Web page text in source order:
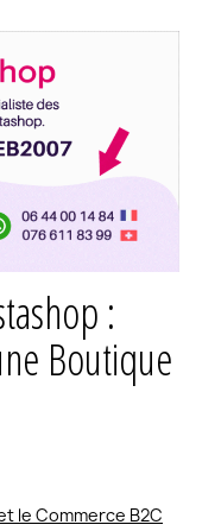
:
Boutique
le Commerce B2C